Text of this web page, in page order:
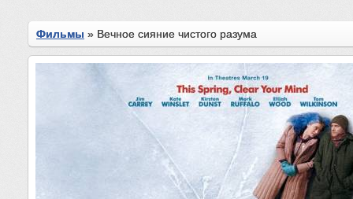
Фильмы » Вечное сияние чистого разума